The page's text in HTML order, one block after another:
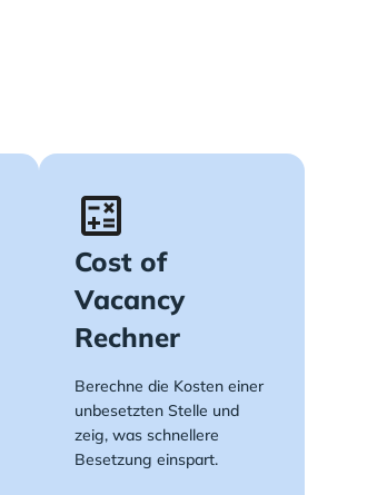
Cost of
Vacancy
Rechner
Berechne die Kosten einer
unbesetzten Stelle und
zeig, was schnellere
Besetzung einspart.